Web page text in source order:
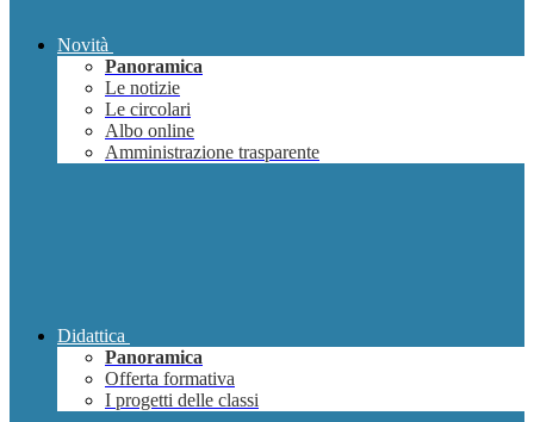
Novità
Panoramica
Le notizie
Le circolari
Albo online
Amministrazione trasparente
Didattica
Panoramica
Offerta formativa
I progetti delle classi